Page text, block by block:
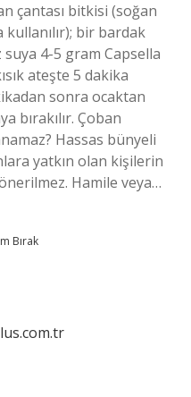
çantası bitkisi (soğan
bir bardak
4-5 gram Capsella
ateşte 5 dakika
sonra ocaktan
bırakılır. Çoban
Hassas bünyeli
yatkın olan kişilerin
Hamile veya…
Bırak